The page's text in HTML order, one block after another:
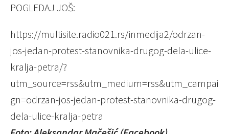
POGLEDAJ JOŠ:
https://multisite.radio021.rs/inmedija2/odrzan-
jos-jedan-protest-stanovnika-drugog-dela-ulice-
kralja-petra/?
utm_source=rss&utm_medium=rss&utm_campai
gn=odrzan-jos-jedan-protest-stanovnika-drugog-
dela-ulice-kralja-petra